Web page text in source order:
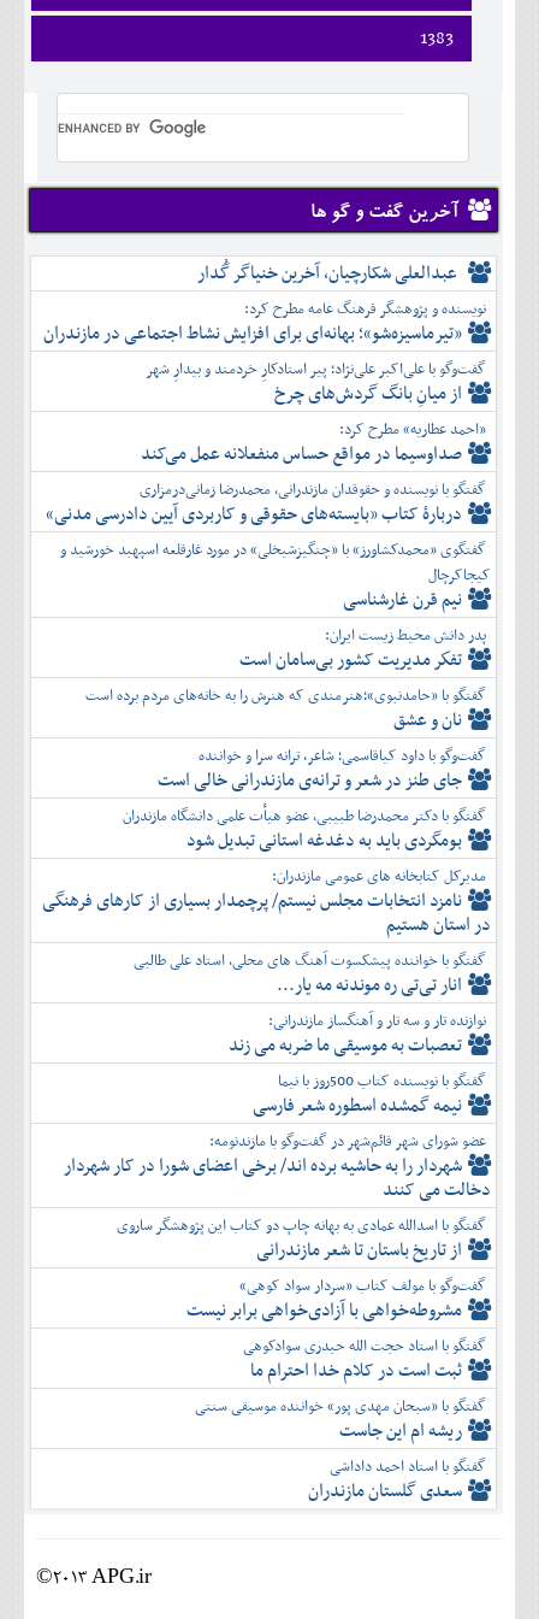
فروردين
ارديبهشت
خرداد
شهريور
مهر
آبان
آذر
دی
بهمن
اسفند
1383
فروردين
تير
مرداد
شهريور
مهر
آبان
آذر
دی
بهمن
اسفند
آخرین گفت و گو ها
عبدالعلی شکارچیان، آخرین خنیاگر گُدار
نویسنده و پژوهشگر فرهنگ عامه مطرح کرد:
«تیرماسیزه‌شو»؛ بهانه‌ای برای افزایش نشاط اجتماعی در مازندران
گفت‌وگو با علی‌اکبر علی‌نژاد؛ پیر استادکارِ خردمند و بیدارِ شهر
از میانِ بانگ گردش‌های چرخ
«احمد عطاریه» مطرح کرد:
صداوسیما در مواقع حساس منفعلانه عمل می‌کند
گفتگو با نویسنده و حقوقدان مازندرانی، محمدرضا زمانی‌درمزاری
دربارۀ کتاب ”بایسته‌های حقوقی و کاربردی آیین دادرسی مدنی»
گفتگوی «محمدکشاورز» با «چنگیزشیخلی» در مورد غارقلعه اسپهبد خورشید و
کیجاکرچال
نیم قرن غارشناسی
پدر دانش محیط زیست ایران:
تفكر مديريت کشور بی‌سامان است
گفتگو با «حامدنبوی»؛هنرمندی که هنرش را به خانه‌های مردم برده است
نان و عشق
گفت‌وگو با داود کیاقاسمی؛ شاعر، ترانه سرا و خواننده
جای طنز در شعر و ترانه‌ی مازندرانی خالی است
گفتگو با دکتر محمدرضا طبیبی، عضو هیأت علمی دانشگاه مازندران
بومگردی باید به دغدغه استانی تبدیل شود
مدیرکل کتابخانه های عمومی مازندران:
نامزد انتخابات مجلس نیستم/ پرچمدار بسیاری از کارهای فرهنگی
در استان هستیم
گفتگو با خواننده پیشکسوت آهنگ های محلی، استاد علی طالبی
انار تی‌تی ره موندنه مه یار...
نوازنده تار و سه تار و آهنگساز مازندرانی:
تعصبات به موسیقی ما ضربه می زند
گفتگو با نویسنده کتاب 500روز با نیما
نیمه گمشده اسطوره شعر فارسی
عضو شورای شهر قائم‌شهر در گفت‌و‌گو با مازندنومه:
شهردار را به حاشیه برده اند/ برخی اعضای شورا در کار شهردار
دخالت می کنند
گفتگو با اسدالله عمادی به بهانه چاپ دو کتاب این پژوهشگر ساروی
از تاریخ باستان تا شعر مازندرانی
گفت‌وگو با مولف کتاب «سردار سواد کوهی»
مشروطه‌خواهی با آزادی‌خواهی برابر نیست
گفتگو با استاد حجت الله حیدری سوادکوهی
ثبت است در کلام خدا احترام ما
گفتگو با «سبحان مهدی پور» خواننده موسیقی سنتی
ریشه ام این جاست
گفتگو با استاد احمد داداشی
سعدی گلستان مازندران
©2013 APG.ir